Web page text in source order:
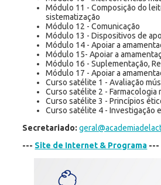
Módulo 11 - Composição do
sistematização
Módulo 12 - Comunicação
Módulo 13 - Dispositivos de
Módulo 14 - Apoiar a
Módulo 15- Apoiar a
Módulo 16 - Suplementação,
Módulo 17 - Apoiar a
Curso satélite 1 - Avaliação
Curso satélite 2 - Farmacologia
Curso satélite 3 - Princípios
Curso satélite 4 - Investigação
Secretariado:
--- Site de Internet & Programa ---